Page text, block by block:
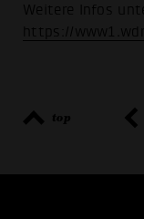
Weitere Infos
https://
top